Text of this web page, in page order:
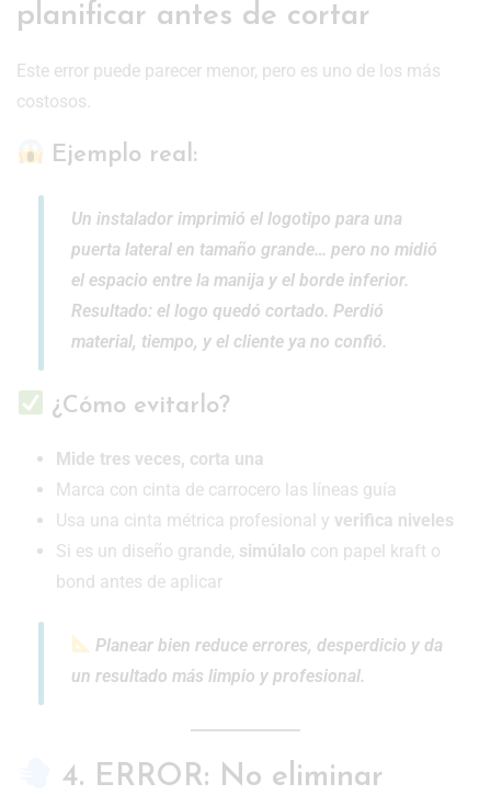
planificar antes de cortar
Este error puede parecer menor, pero es uno de los más
costosos.
Ejemplo real:
Un instalador imprimió el logotipo para una
puerta lateral en tamaño grande… pero no midió
el espacio entre la manija y el borde inferior.
Resultado: el logo quedó cortado. Perdió
material, tiempo, y el cliente ya no confió.
¿Cómo evitarlo?
Mide tres veces, corta una
Marca con cinta de carrocero las líneas guía
Usa una cinta métrica profesional y verifica niveles
Si es un diseño grande, simúlalo con papel kraft o
bond antes de aplicar
Planear bien reduce errores, desperdicio y da
un resultado más limpio y profesional.
4. ERROR: No eliminar